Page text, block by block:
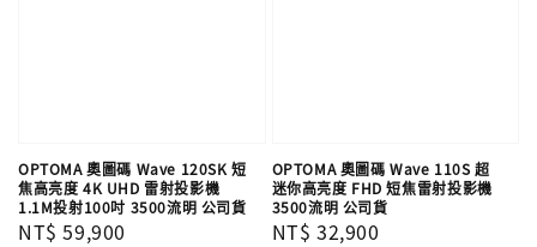
OPTOMA 奧圖碼 Wave 120SK 短
焦高亮度 4K UHD 雷射投影機
1.1M投射100吋 3500流明 公司貨
Regular
NT$ 59,900
OPTOMA 奧圖碼 Wave 110S 超
迷你高亮度 FHD 短焦雷射投影機
3500流明 公司貨
Regular
NT$ 32,900